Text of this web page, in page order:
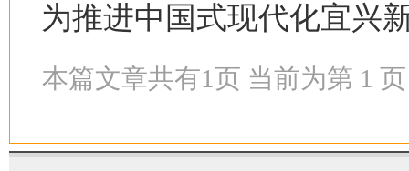
为推进中国式现代化宜兴
本篇文章共有1页 当前为第 1 页